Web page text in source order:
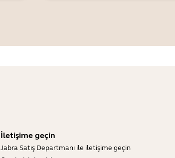
İletişime geçin
Jabra Satış Departmanı ile iletişime geçin